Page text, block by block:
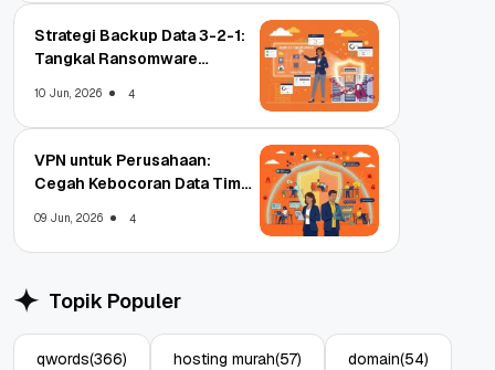
Strategi Backup Data 3-2-1:
Tangkal Ransomware
10 Jun, 2026 4
VPN untuk Perusahaan:
Cegah Kebocoran Data Tim
09 Jun, 2026 4
Topik Populer
qwords(366) hosting murah(57) domain(54)